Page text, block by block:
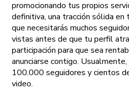
promocionando tus propios
definitiva, una tracción sólida
que necesitarás muchos
vistas antes de que tu perfil
participación para que sea
anunciarse contigo.
100.000 seguidores y cientos
video.